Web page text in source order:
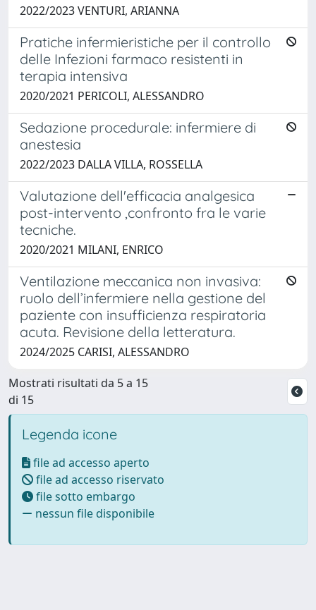
2022/2023 VENTURI, ARIANNA
Pratiche infermieristiche per il controllo
delle Infezioni farmaco resistenti in
terapia intensiva
2020/2021 PERICOLI, ALESSANDRO
Sedazione procedurale: infermiere di
anestesia
2022/2023 DALLA VILLA, ROSSELLA
Valutazione dell'efficacia analgesica
post-intervento ,confronto fra le varie
tecniche.
2020/2021 MILANI, ENRICO
Ventilazione meccanica non invasiva:
ruolo dell’infermiere nella gestione del
paziente con insufficienza respiratoria
acuta. Revisione della letteratura.
2024/2025 CARISI, ALESSANDRO
Mostrati risultati da 5 a 15
di 15
Legenda icone
file ad accesso aperto
file ad accesso riservato
file sotto embargo
nessun file disponibile